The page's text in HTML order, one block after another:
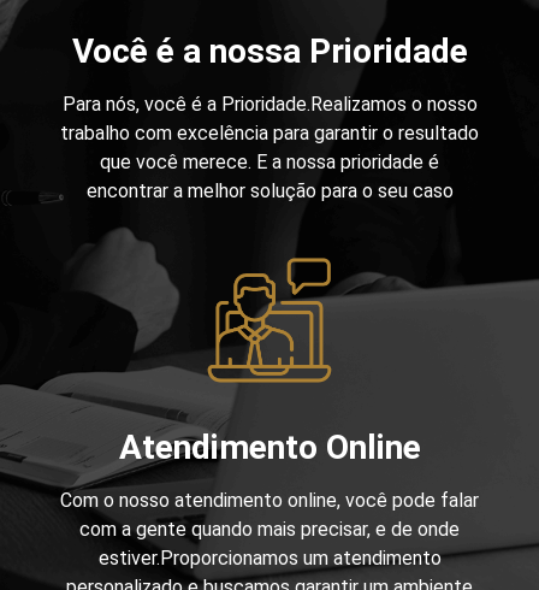
Você é a nossa Prioridade
Para nós, você é a Prioridade.Realizamos o nosso
trabalho com excelência para garantir o resultado
que você merece. E a nossa prioridade é
encontrar a melhor solução para o seu caso
Atendimento Online
Com o nosso atendimento online, você pode falar
com a gente quando mais precisar, e de onde
estiver.​Proporcionamos um atendimento